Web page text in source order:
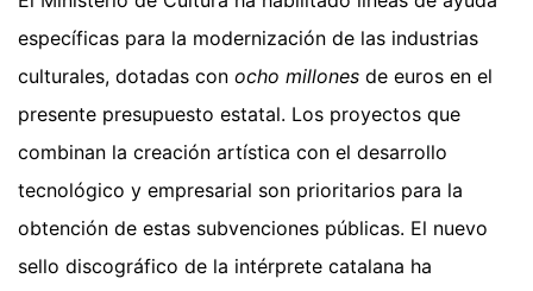
específicas para la modernización de las industrias
culturales, dotadas con ocho millones de euros en el
presente presupuesto estatal. Los proyectos que
combinan la creación artística con el desarrollo
tecnológico y empresarial son prioritarios para la
obtención de estas subvenciones públicas. El nuevo
sello discográfico de la intérprete catalana ha